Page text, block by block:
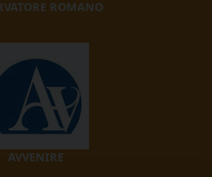
ROMANO
AVVENIRE